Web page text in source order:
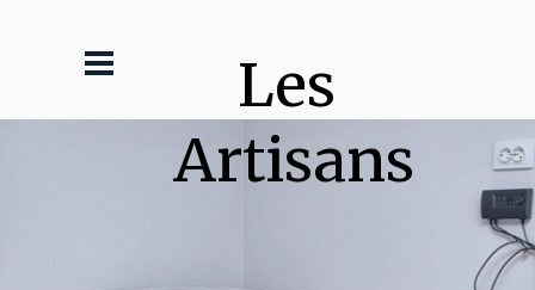
Les
Artisans